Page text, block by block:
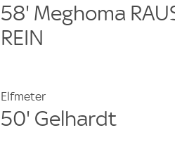
58' Meghoma
REIN
Elfmeter
50' Gelhardt